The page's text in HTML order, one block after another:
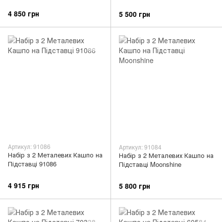
4 850 грн 5 500 грн
Артикул: 91086
Набір з 2 Металевих Кашпо на
Підставці 91086
4 915 грн
Артикул: 91084
Набір з 2 Металевих Кашпо на
Підставці Moonshine
5 800 грн